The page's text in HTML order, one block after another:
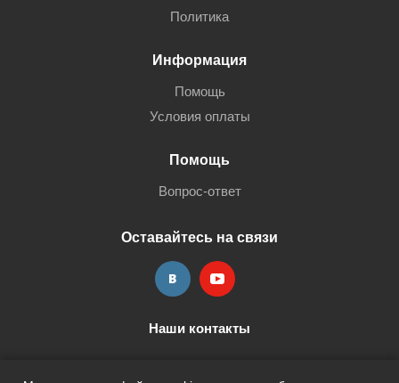
Политика
Информация
Помощь
Условия оплаты
Помощь
Вопрос-ответ
Оставайтесь на связи
Наши контакты